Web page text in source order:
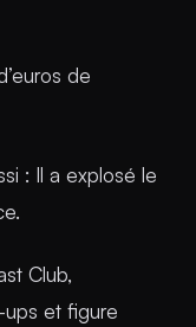
de
: Il a explosé le
Club,
ups et figure